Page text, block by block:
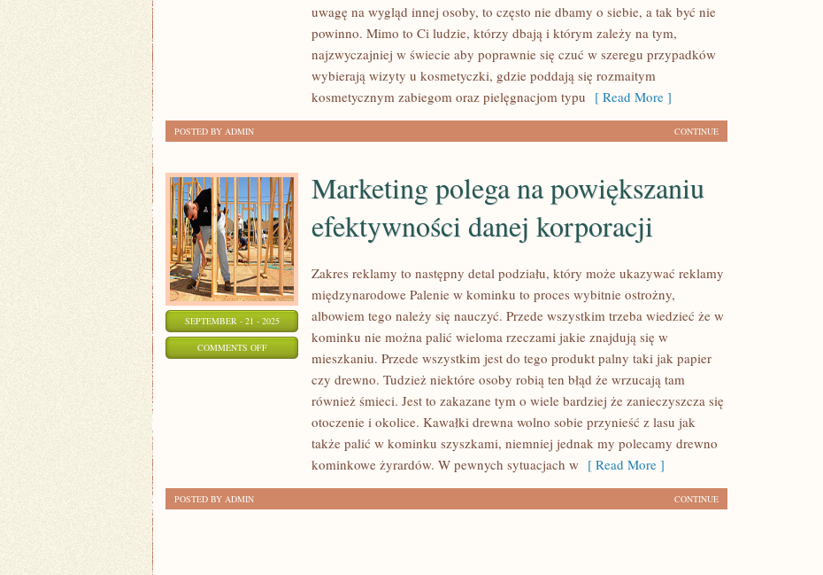
REKLAMACH
PRZEJAWIAĆ
BARDZO
uwagę na wygląd innej osoby, to często nie dbamy o siebie, a tak być nie
powinno. Mimo to Ci ludzie, którzy dbają i którym zależy na tym,
najzwyczajniej w świecie aby poprawnie się czuć w szeregu przypadków
wybierają wizyty u kosmetyczki, gdzie poddają się rozmaitym
kosmetycznym zabiegom oraz pielęgnacjom typu [ Read More ]
CONTINUE
POSTED BY ADMIN
SEPTEMBER - 21 - 2025
COMMENTS OFFON
Marketing polega na powiększaniu
efektywności danej korporacji
Zakres reklamy to następny detal podziału, który może ukazywać reklamy
międzynarodowe Palenie w kominku to proces wybitnie ostrożny,
albowiem tego należy się nauczyć. Przede wszystkim trzeba wiedzieć że w
kominku nie można palić wieloma rzeczami jakie znajdują się w
mieszkaniu. Przede wszystkim jest do tego produkt palny taki jak papier
czy drewno. Tudzież niektóre osoby robią ten błąd że wrzucają tam
również śmieci. Jest to zakazane tym o wiele bardziej że zanieczyszcza się
otoczenie i okolice. Kawałki drewna wolno sobie przynieść z lasu jak
także palić w kominku szyszkami, niemniej jednak my polecamy drewno
kominkowe żyrardów. W pewnych sytuacjach w [ Read More ]
CONTINUE
POSTED BY ADMIN